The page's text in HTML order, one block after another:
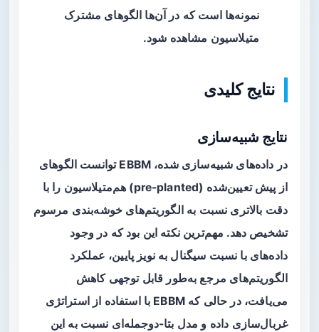
نمونه‌ها است که در آن‌ها الگوهای مشترک
متیلاسیون مشاهده شود.
نتایج کلیدی
نتایج شبیه‌سازی
در داده‌های شبیه‌سازی شده، EBBM توانست الگوهای
از پیش تعیین‌شده (pre-planted) هم‌متیلاسیون را با
دقت بالاتری نسبت به الگوریتم‌های خوشه‌بندی مرسوم
تشخیص دهد. مهم‌ترین نکته این بود که در وجود
داده‌های با نسبت سیگنال به نویز پایین، عملکرد
الگوریتم‌های مرجع به‌طور قابل توجهی کاهش
می‌یافت، در حالی که EBBM با استفاده از استراتژی
غربال‌سازی داده و مدل بتا-دوجمله‌ای نسبت به این